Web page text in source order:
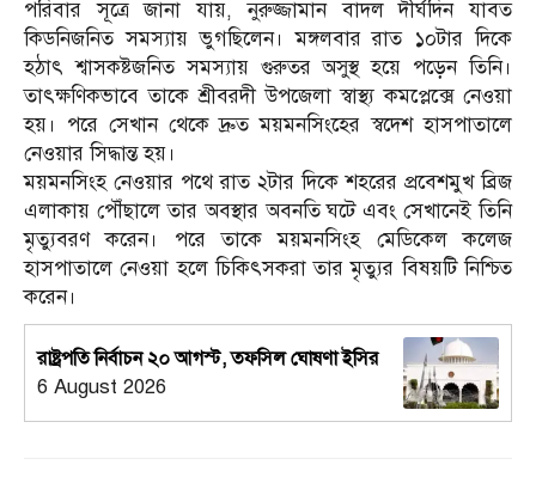
পরিবার সূত্রে জানা যায়, নুরুজ্জামান বাদল দীর্ঘদিন যাবত
কিডনিজনিত সমস্যায় ভুগছিলেন। মঙ্গলবার রাত ১০টার দিকে
হঠাৎ শ্বাসকষ্টজনিত সমস্যায় গুরুতর অসুস্থ হয়ে পড়েন তিনি।
তাৎক্ষণিকভাবে তাকে শ্রীবরদী উপজেলা স্বাস্থ্য কমপ্লেক্সে নেওয়া
হয়। পরে সেখান থেকে দ্রুত ময়মনসিংহের স্বদেশ হাসপাতালে
নেওয়ার সিদ্ধান্ত হয়।
ময়মনসিংহ নেওয়ার পথে রাত ২টার দিকে শহরের প্রবেশমুখ ব্রিজ
এলাকায় পৌঁছালে তার অবস্থার অবনতি ঘটে এবং সেখানেই তিনি
মৃত্যুবরণ করেন। পরে তাকে ময়মনসিংহ মেডিকেল কলেজ
হাসপাতালে নেওয়া হলে চিকিৎসকরা তার মৃত্যুর বিষয়টি নিশ্চিত
করেন।
রাষ্ট্রপতি নির্বাচন ২০ আগস্ট, তফসিল ঘোষণা ইসির
6 August 2026